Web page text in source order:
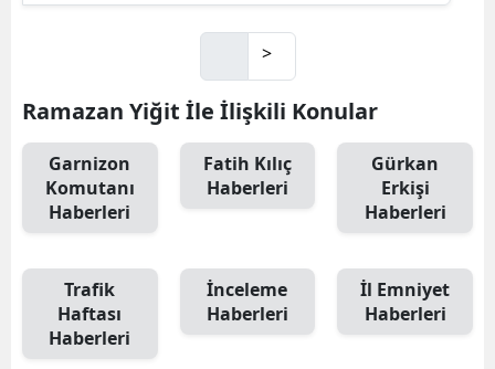
>
Ramazan Yiğit İle İlişkili Konular
Garnizon
Komutanı
Haberleri
Fatih Kılıç
Haberleri
Gürkan
Erkişi
Haberleri
Trafik
Haftası
Haberleri
İnceleme
Haberleri
İl Emniyet
Haberleri